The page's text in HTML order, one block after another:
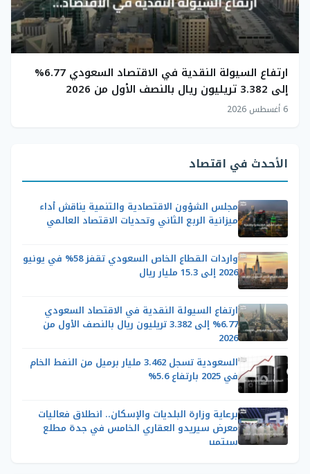
ارتفاع السيولة النقدية في الاقتصاد السعودي 6.77%
إلى 3.382 تريليون ريال بالنصف الأول من 2026
6 أغسطس 2026
الأحدث في اقتصاد
مجلس الشؤون الاقتصادية والتنمية يناقش أداء
ميزانية الربع الثاني وتحديات الاقتصاد العالمي
واردات القطاع الخاص السعودي تقفز 58% في يونيو
2026 إلى 15.3 مليار ريال
ارتفاع السيولة النقدية في الاقتصاد السعودي
6.77% إلى 3.382 تريليون ريال بالنصف الأول من
2026
السعودية تسجل 3.462 مليار برميل من النفط الخام
في 2025 بارتفاع 5.6%
برعاية وزارة البلديات والإسكان.. انطلاق فعاليات
معرض سيريدو العقاري الخامس في جدة مطلع
سبتمبر